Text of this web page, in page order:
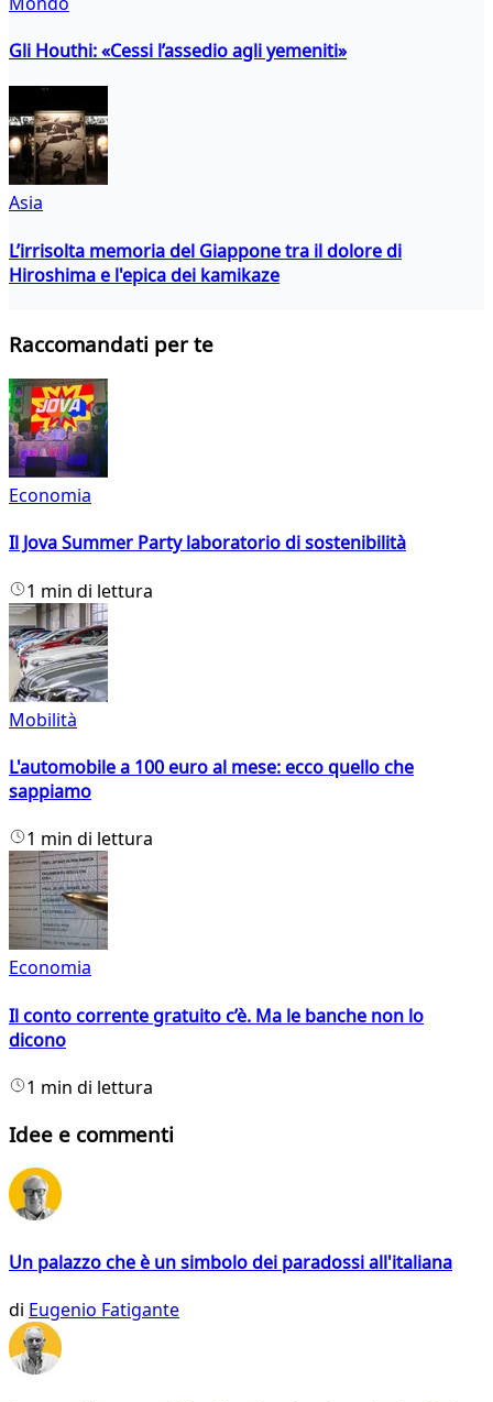
Gli Houthi: «Cessi l’assedio agli yemeniti»
Asia
L’irrisolta memoria del Giappone tra il dolore di
Hiroshima e l'epica dei kamikaze
Raccomandati per te
Economia
Il Jova Summer Party laboratorio di sostenibilità
1 min di lettura
Mobilità
L'automobile a 100 euro al mese: ecco quello che
sappiamo
1 min di lettura
Economia
Il conto corrente gratuito c’è. Ma le banche non lo
dicono
1 min di lettura
Idee e commenti
Un palazzo che è un simbolo dei paradossi all'italiana
di Eugenio Fatigante